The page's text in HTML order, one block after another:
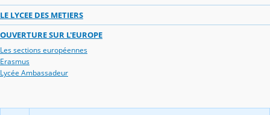
LE LYCEE DES METIERS
OUVERTURE SUR L'EUROPE
Les sections européennes
Erasmus
Lycée Ambassadeur